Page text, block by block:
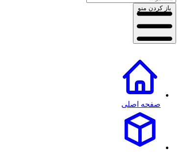
باز کردن منو
صفحه اصلی